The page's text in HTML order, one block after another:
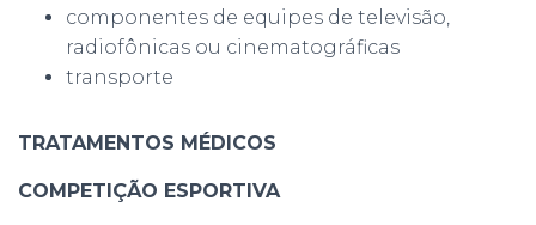
componentes de equipes de televisão,
radiofônicas ou cinematográficas
transporte
TRATAMENTOS MÉDICOS
COMPETIÇÃO ESPORTIVA